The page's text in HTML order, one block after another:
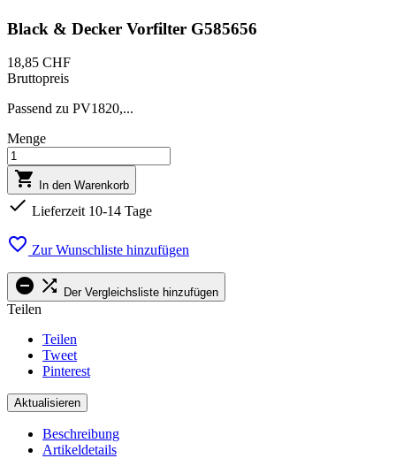
Black & Decker Vorfilter G585656
18,85 CHF
Bruttopreis
Passend zu PV1820,...
Menge
 In den Warenkorb
 Lieferzeit 10-14 Tage
 Zur Wunschliste hinzufügen
  Der Vergleichsliste hinzufügen
Teilen
Teilen
Tweet
Pinterest
Beschreibung
Artikeldetails